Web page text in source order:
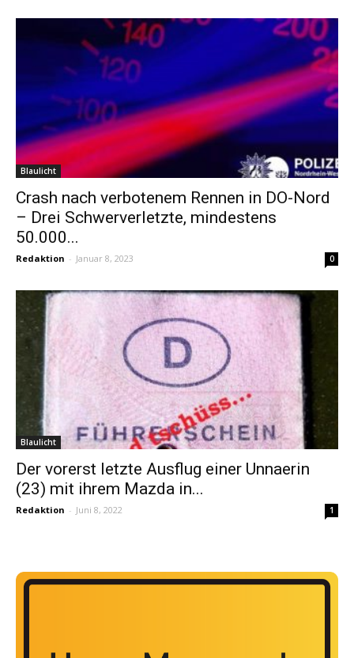
Blaulicht
Crash nach verbotenem Rennen in DO-Nord
– Drei Schwerverletzte, mindestens
50.000...
Redaktion - Januar 8, 2023 0
Blaulicht
Der vorerst letzte Ausflug einer Unnaerin
(23) mit ihrem Mazda in...
Redaktion - Juni 8, 2022 1